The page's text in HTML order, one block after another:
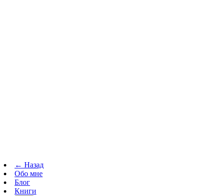
← Назад
Обо мне
Блог
Книги